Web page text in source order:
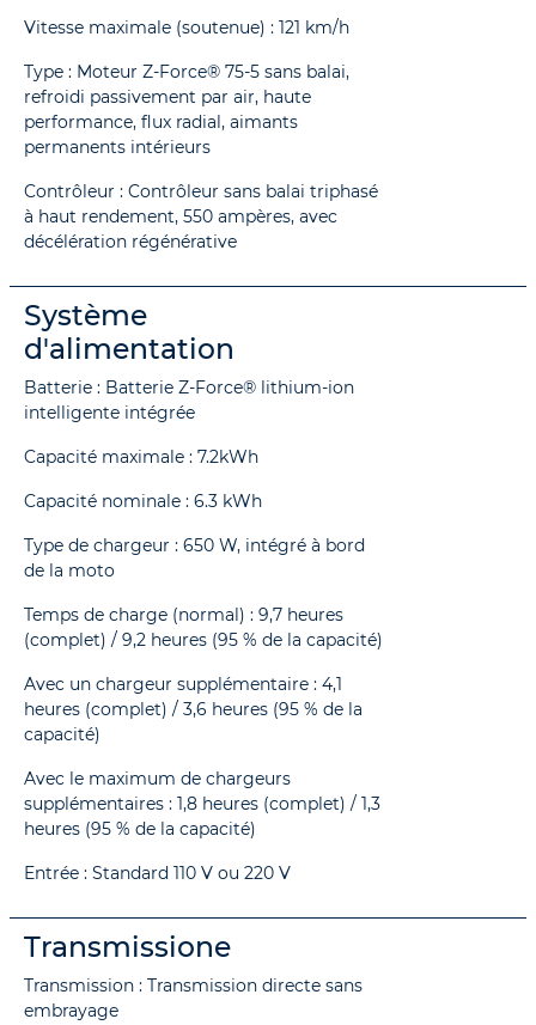
Vitesse maximale (soutenue) : 121 km/h
Type : Moteur Z-Force® 75-5 sans balai,
refroidi passivement par air, haute
performance, flux radial, aimants
permanents intérieurs
Contrôleur : Contrôleur sans balai triphasé
à haut rendement, 550 ampères, avec
décélération régénérative
Système
d'alimentation
Batterie : Batterie Z-Force® lithium-ion
intelligente intégrée
Capacité maximale : 7.2kWh
Capacité nominale : 6.3 kWh
Type de chargeur : 650 W, intégré à bord
de la moto
Temps de charge (normal) : 9,7 heures
(complet) / 9,2 heures (95 % de la capacité)
Avec un chargeur supplémentaire : 4,1
heures (complet) / 3,6 heures (95 % de la
capacité)
Avec le maximum de chargeurs
supplémentaires : 1,8 heures (complet) / 1,3
heures (95 % de la capacité)
Entrée : Standard 110 V ou 220 V
Transmissione
Transmission : Transmission directe sans
embrayage